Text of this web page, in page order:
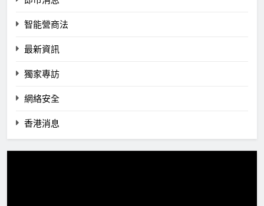
智能營商法
最新資訊
獨家專訪
網絡安全
香港消息